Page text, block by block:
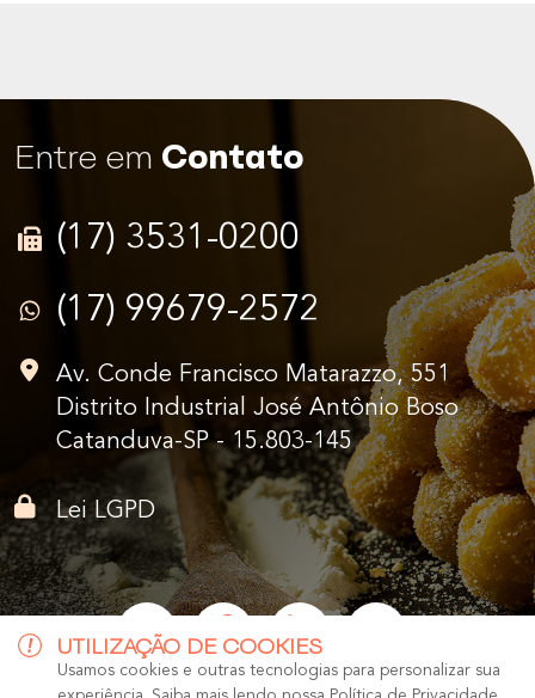
Entre em Contato
(17) 3531-0200
(17) 99679-2572
Av. Conde Francisco Matarazzo, 551
Distrito Industrial José Antônio Boso
Catanduva-SP - 15.803-145
Lei LGPD
UTILIZAÇÃO DE COOKIES
Usamos cookies e outras tecnologias para personalizar sua